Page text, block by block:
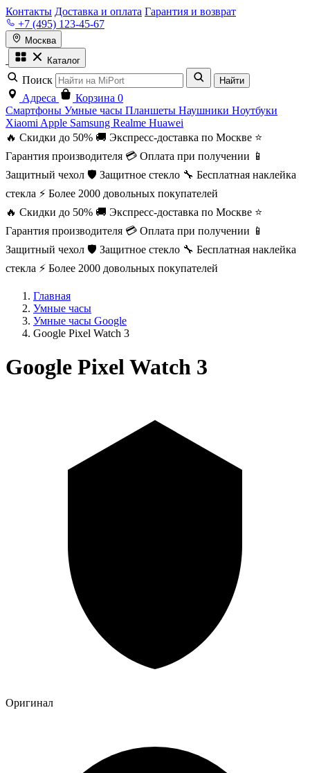
Контакты Доставка и оплата Гарантия и возврат
+7 (495) 123-45-67
Москва
Каталог
Поиск Найти
Адреса Корзина 0
Смартфоны Умные часы Планшеты Наушники Ноутбуки
Xiaomi Apple Samsung Realme Huawei
🔥 Скидки до 50% 🚚 Экспресс-доставка по Москве ⭐
Гарантия производителя 💳 Оплата при получении 📱
Защитный чехол 🛡️ Защитное стекло 🔧 Бесплатная наклейка
стекла ⚡ Более 2000 довольных покупателей
🔥 Скидки до 50% 🚚 Экспресс-доставка по Москве ⭐
Гарантия производителя 💳 Оплата при получении 📱
Защитный чехол 🛡️ Защитное стекло 🔧 Бесплатная наклейка
стекла ⚡ Более 2000 довольных покупателей
Главная
Умные часы
Умные часы Google
Google Pixel Watch 3
Google Pixel Watch 3
Оригинал